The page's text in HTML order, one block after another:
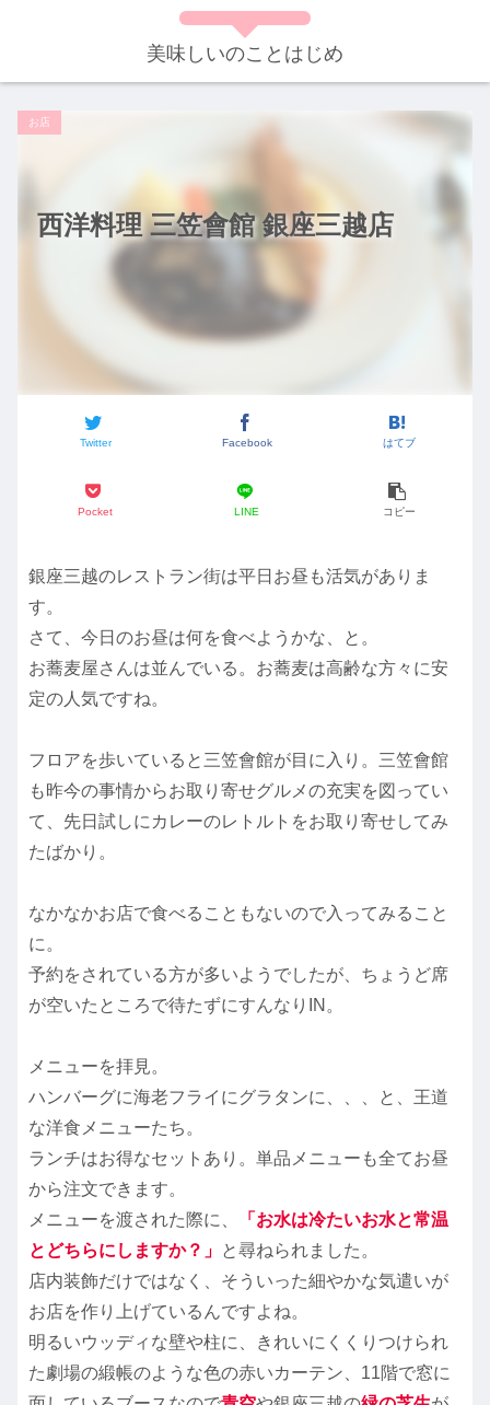
美味しいのことはじめ
西洋料理 三笠會館 銀座三越店
お店
Twitter Facebook はてブ
Pocket LINE コピー
銀座三越のレストラン街は平日お昼も活気がありま
す。
さて、今日のお昼は何を食べようかな、と。
お蕎麦屋さんは並んでいる。お蕎麦は高齢な方々に安
定の人気ですね。
フロアを歩いていると三笠會館が目に入り。三笠會館
も昨今の事情からお取り寄せグルメの充実を図ってい
て、先日試しにカレーのレトルトをお取り寄せしてみ
たばかり。
なかなかお店で食べることもないので入ってみること
に。
予約をされている方が多いようでしたが、ちょうど席
が空いたところで待たずにすんなりIN。
メニューを拝見。
ハンバーグに海老フライにグラタンに、、、と、王道
な洋食メニューたち。
ランチはお得なセットあり。単品メニューも全てお昼
から注文できます。
メニューを渡された際に、
「お水は冷たいお水と常温
とどちらにしますか？」 と尋ねられました。
店内装飾だけではなく、そういった細やかな気遣いが
お店を作り上げているんですよね。
明るいウッディな壁や柱に、きれいにくくりつけられ
た劇場の緞帳のような色の赤いカーテン、11階で窓に